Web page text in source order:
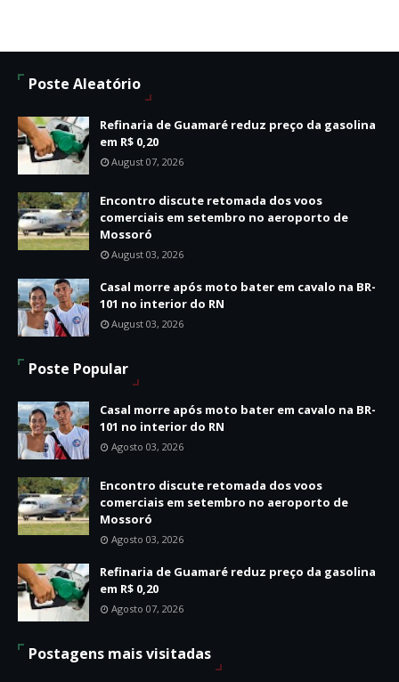
Poste Aleatório
Refinaria de Guamaré reduz preço da gasolina
em R$ 0,20
August 07, 2026
Encontro discute retomada dos voos
comerciais em setembro no aeroporto de
Mossoró
August 03, 2026
Casal morre após moto bater em cavalo na BR-
101 no interior do RN
August 03, 2026
Poste Popular
Casal morre após moto bater em cavalo na BR-
101 no interior do RN
Agosto 03, 2026
Encontro discute retomada dos voos
comerciais em setembro no aeroporto de
Mossoró
Agosto 03, 2026
Refinaria de Guamaré reduz preço da gasolina
em R$ 0,20
Agosto 07, 2026
Postagens mais visitadas